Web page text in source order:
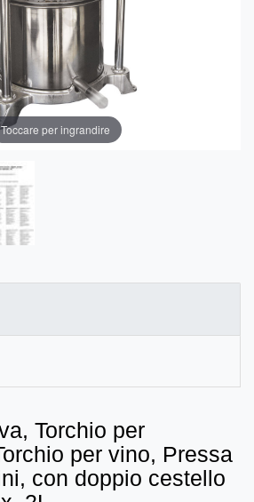
Toccare per ingrandire
Torchio per
per vino, Pressa
con doppio cestello